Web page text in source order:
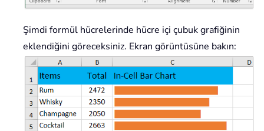
Şimdi formül hücrelerinde hücre içi çubuk grafiğinin
eklendiğini göreceksiniz. Ekran görüntüsüne bakın: